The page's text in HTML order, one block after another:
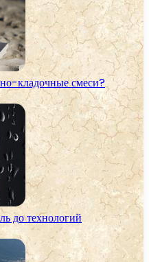
кладочные смеси?
до технологий